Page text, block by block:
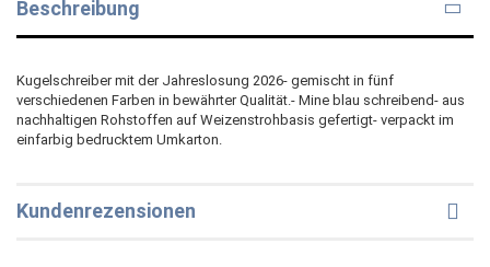
Beschreibung
Kugelschreiber mit der Jahreslosung 2026- gemischt in fünf
verschiedenen Farben in bewährter Qualität.- Mine blau schreibend- aus
nachhaltigen Rohstoffen auf Weizenstrohbasis gefertigt- verpackt im
einfarbig bedrucktem Umkarton.
Kundenrezensionen